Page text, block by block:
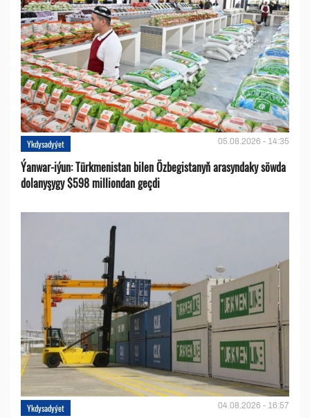
Ykdysadyýet 05.08.2026 - 14:35
Ýanwar-iýun: Türkmenistan bilen Özbegistanyň arasyndaky söwda
dolanyşygy $598 milliondan geçdi
Ykdysadyýet 04.08.2026 - 16:57